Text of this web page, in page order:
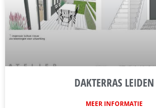
DAKTERRAS LEIDEN
MEER INFORMATIE